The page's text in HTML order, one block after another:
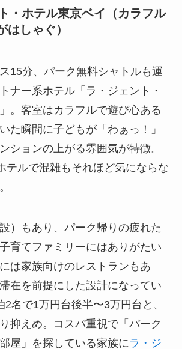
・ホテル東京ベイ（カラフル
はしゃぐ）
15分、パーク無料シャトルも運
ナー系ホテル「ラ・ジェント・
。客室はカラフルで遊び心ある
た瞬間に子どもが「わぁっ！」
ションの上がる雰囲気が特徴。
テルで混雑もそれほど気にならな
）もあり、パーク帰りの疲れた
育てファミリーにはありがたい
は家族向けのレストランもあ
在を前提にした設計になってい
2名で1万円台後半〜3万円台と、
抑えめ。コスパ重視で「パーク
屋」を探している家族に ラ・ジ